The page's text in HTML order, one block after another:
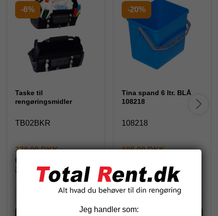
-6%
Taske til
rengøringsmidler
TB02BKR
393,75 DKK
370,00 DKK
(inkl. moms)
-20%
Tina spand 6 ltr. BLÅ
108218
108218
131,25 DKK
105,00 DKK
Jeg handler som: